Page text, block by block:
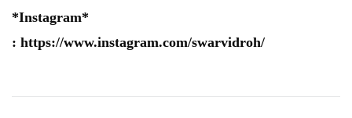
*Instagram*
: https://www.instagram.com/swarvidroh/